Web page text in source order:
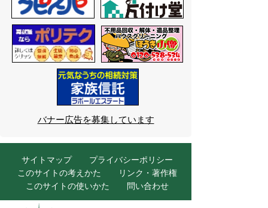
バナー広告を募集しています
サイトマップ
プライバシーポリシー
このサイトの考えかた
リンク・著作権
このサイトの使いかた
問い合わせ